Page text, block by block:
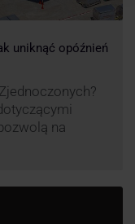
uniknąć opóźnień
na